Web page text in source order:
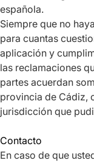
española.
Siempre que no
para cuantas
aplicación y
las reclamaciones
partes acuerdan
provincia de Cádiz,
jurisdicción que
Contacto
En caso de que